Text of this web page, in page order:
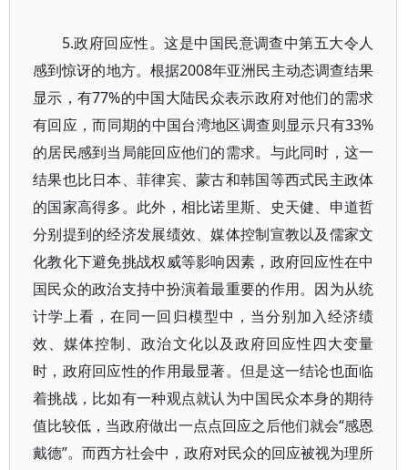
5.政府回应性。这是中国民意调查中第五大令人
感到惊讶的地方。根据2008年亚洲民主动态调查结果
显示，有77%的中国大陆民众表示政府对他们的需求
有回应，而同期的中国台湾地区调查则显示只有33%
的居民感到当局能回应他们的需求。与此同时，这一
结果也比日本、菲律宾、蒙古和韩国等西式民主政体
的国家高得多。此外，相比诺里斯、史天健、申道哲
分别提到的经济发展绩效、媒体控制宣教以及儒家文
化教化下避免挑战权威等影响因素，政府回应性在中
国民众的政治支持中扮演着最重要的作用。因为从统
计学上看，在同一回归模型中，当分别加入经济绩
效、媒体控制、政治文化以及政府回应性四大变量
时，政府回应性的作用最显著。但是这一结论也面临
着挑战，比如有一种观点就认为中国民众本身的期待
值比较低，当政府做出一点点回应之后他们就会“感恩
戴德”。而西方社会中，政府对民众的回应被视为理所